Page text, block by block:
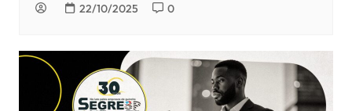
22/10/2025 0